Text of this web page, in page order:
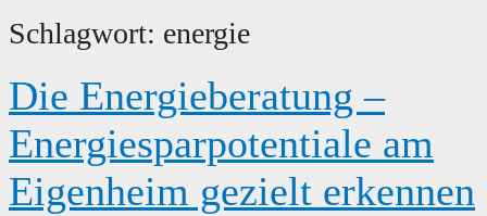
Schlagwort: energie
Die Energieberatung –
Energiesparpotentiale am
Eigenheim gezielt erkennen